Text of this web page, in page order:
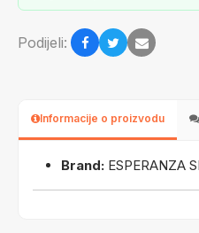
Podijeli:
Informacije o proizvodu
Brand: ESPERANZA